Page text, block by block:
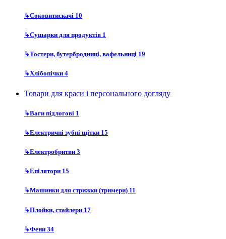
↳Соковитискачі 10
↳Сушарки для продуктів 1
↳Тостери, бутербродниці, вафельниці 19
↳Хлібопічки 4
Товари для краси і персонального догляду
↳Ваги підлогові 1
↳Електричні зубні щітки 15
↳Електробритви 3
↳Епілятори 15
↳Машинки для стрижки (тримери) 11
↳Плойки, стайлери 17
↳Фени 34